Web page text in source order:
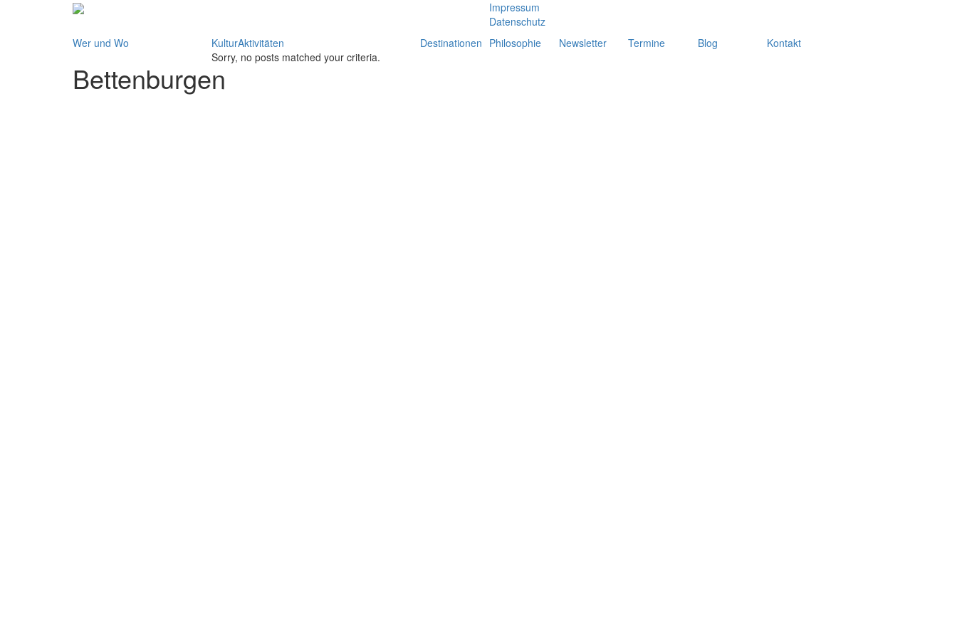
Impressum
Datenschutz
Wer und Wo
KulturAktivitäten Destinationen Philosophie Newsletter Termine Blog Kontakt
Bettenburgen
Sorry, no posts matched your criteria.